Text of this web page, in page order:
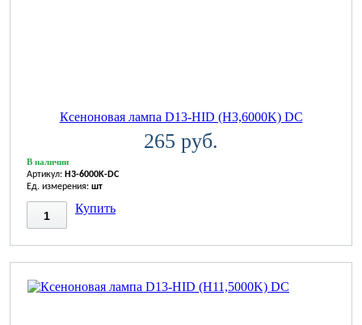
Ксеноновая лампа D13-HID (H3,6000K) DC
265 руб.
В наличии
Артикул: H3-6000K-DC
Ед. измерения: шт
Купить